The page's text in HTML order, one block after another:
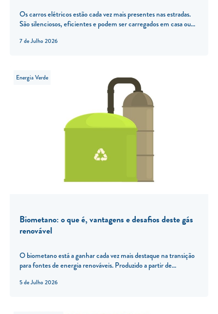
7 de Julho 2026
Os carros elétricos estão cada vez mais presentes nas estradas.
São silenciosos, eficientes e podem ser carregados em casa ou...
5 de Julho 2026
Energia Verde
Biometano: o que é, vantagens e desafios deste gás
renovável
O biometano está a ganhar cada vez mais destaque na transição
para fontes de energia renováveis. Produzido a partir de...